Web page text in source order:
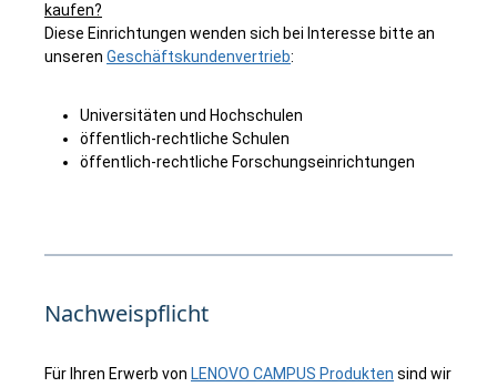
kaufen?
Diese Einrichtungen wenden sich bei Interesse bitte an
unseren Geschäftskundenvertrieb:
Universitäten und Hochschulen
öffentlich-rechtliche Schulen
öffentlich-rechtliche Forschungseinrichtungen
Nachweispflicht
Für Ihren Erwerb von LENOVO CAMPUS Produkten sind wir